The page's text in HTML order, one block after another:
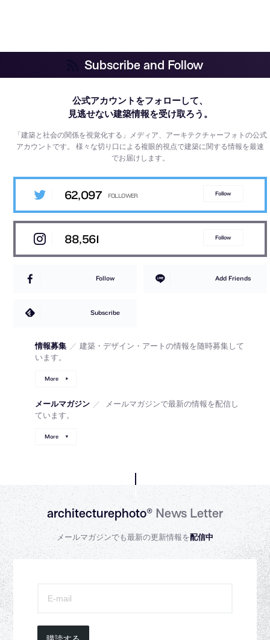
Subscribe and Follow
公式アカウントをフォローして、
見逃せない建築情報を受け取ろう。
「建築と社会の関係を視覚化する」メディア、アーキテクチャーフォトの公式
アカウントです。様々な切り口による複眼的視点で建築に関する情報を最速
でお届けします。
62,097 Follow
88,561 Follow
Follow Add Friends
Subscribe
情報募集 ／ 建築・デザイン・アートの情報を随時募集して
います。
More
メールマガジン ／
メールマガジンで最新の情報を配信し
ています。
More
architecturephoto®News Letter
メールマガジンでも最新の更新情報を配信中